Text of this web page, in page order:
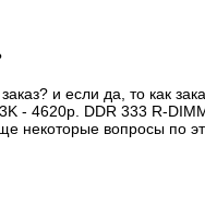
и если да, то как
- 4620р. DDR 333 R-
некоторые вопросы по